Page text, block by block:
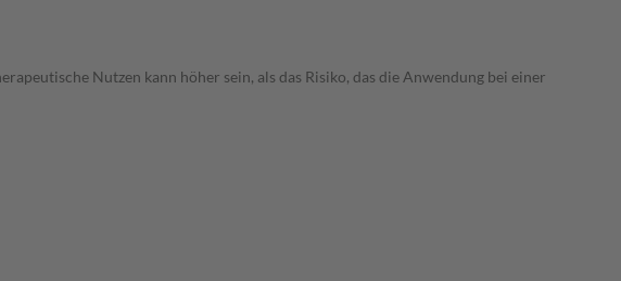
Nutzen kann höher sein, als das Risiko, das die Anwendung bei einer